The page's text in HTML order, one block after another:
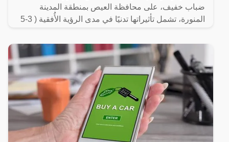
ضباب خفيف، على محافظة العيص بمنطقة المدينة
المنورة، تشمل تأثيراتها تدنيًا في مدى الرؤية الأُفقية ( 3-5